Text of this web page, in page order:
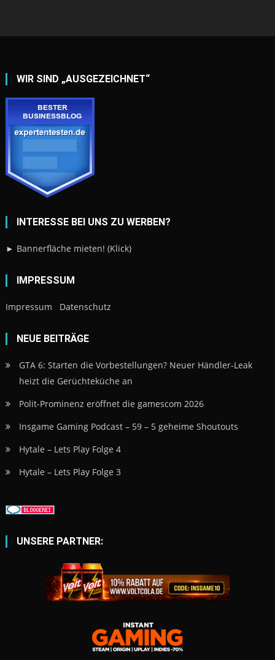
WIR SIND „AUSGEZEICHNET“
INTERESSE BEI UNS ZU WERBEN?
► Bannerfläche mieten! (Klick)
IMPRESSUM
Impressum Datenschutz
NEUE BEITRÄGE
GTA 6: Starten die Vorbestellungen? Neuer Händler-Leak
heizt die Gerüchteküche an
Polit-Prominenz eröffnet die gamescom 2026
Insgame Gaming Podcast – 59 – 5 geheime Shoutouts
Hytale – Lets Play Folge 4
Hytale – Lets Play Folge 3
UNSERE PARTNER: